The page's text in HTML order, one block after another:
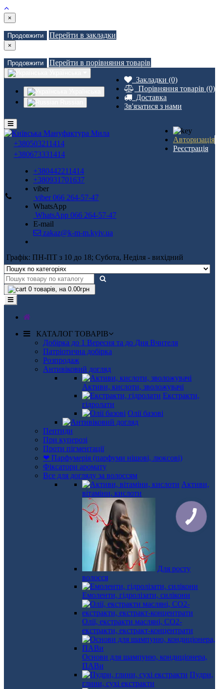
×
Продовжити Перейти в закладки
×
Продовжити Перейти в порівняння товарів
Закладки (0)
Порівняння товарів (0)
Доставка
Зв'язатися з нами
Авторизація
Реєстрація
+380503211414
+380673331414
+380442211414
+380931701637
viber
viber 066 264-57-47
WhatsApp
WhatsApp 066 264-57-47
E-mail
zakaz@k-m-m.kyiv.ua
Графік: ПН-ПТ з 10 до 18; Субота, Неділя - вихідний
0 товарів, на 0.00грн
КАТАЛОГ ТОВАРІВ
Добірка до 1 Вересня та до Дня Вчителя
Патріотична добірка
Розпродаж
Антивіковий догляд
Активи, кислоти, зволожувачі
Екстракти,
гідролати
Олії базові
Пептиди
При куперозі
Проти пігментації
❤ Парфумерія (парфуми нішові, люксові)
Фіксатори аромату
Все для догляду за волоссям
Активи,
вітаміни, кислоти
Для росту
волосся
Емоленти, гідролізати, силікони
Олії, екстракти масляні, СО2-
екстракти, екстракт-концентрати
Основи для шампуню, кондиціонера,
ПАВи
Пудри,
глини, сухі екстракти
КНОПКА
ЗВ'ЯЗКУ